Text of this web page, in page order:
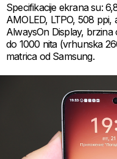
Specifikacije ekrana su:
AMOLED, LTPO, 508
AlwaysOn Display,
do 1000 nita (vrhunska
matrica od Samsung.